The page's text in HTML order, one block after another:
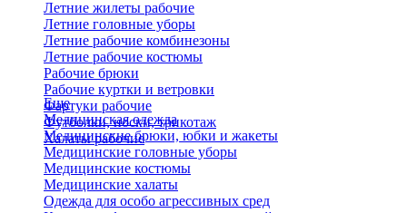
Летние жилеты рабочие
Летние головные уборы
Летние рабочие комбинезоны
Летние рабочие костюмы
Рабочие брюки
Рабочие куртки и ветровки
Фартуки рабочие
Футболки, носки, трикотаж
Халаты рабочие
Еще
Медицинская одежда
Медицинские брюки, юбки и жакеты
Медицинские головные уборы
Медицинские костюмы
Медицинские халаты
Одежда для особо агрессивных сред